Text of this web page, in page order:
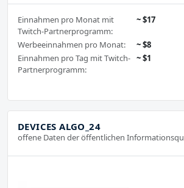
Einnahmen pro Monat mit
Twitch-Partnerprogramm:
~ $17
Werbeeinnahmen pro Monat:
~ $8
Einnahmen pro Tag mit Twitch-
Partnerprogramm:
~ $1
DEVICES ALGO_24
offene Daten der öffentlichen